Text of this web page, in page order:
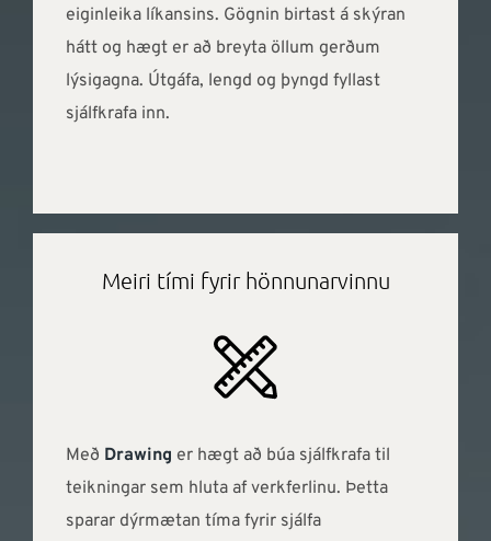
eiginleika líkansins. Gögnin birtast á skýran
hátt og hægt er að breyta öllum gerðum
lýsigagna. Útgáfa, lengd og þyngd fyllast
sjálfkrafa inn.
Meiri tími fyrir hönnunarvinnu
Með Drawing er hægt að búa sjálfkrafa til
teikningar sem hluta af verkferlinu. Þetta
sparar dýrmætan tíma fyrir sjálfa